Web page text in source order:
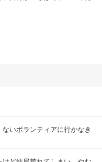
いボランティアに行かなき